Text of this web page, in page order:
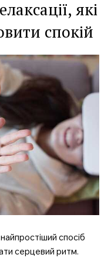
які
спокій
спосіб
серцевий ритм.